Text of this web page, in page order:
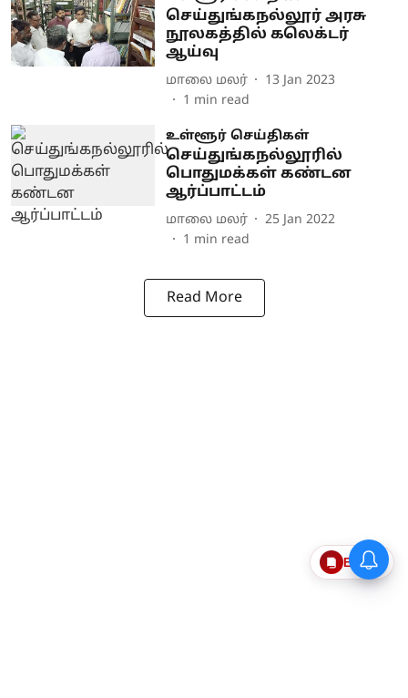
செய்துங்கநல்லூர் அரசு
நூலகத்தில் கலெக்டர்
ஆய்வு
மாலை மலர்
13 Jan 2023
1 min read
உள்ளூர் செய்திகள்
செய்துங்கநல்லூரில்
பொதுமக்கள் கண்டன
ஆர்ப்பாட்டம்
மாலை மலர்
25 Jan 2022
1 min read
Read More
Epaper